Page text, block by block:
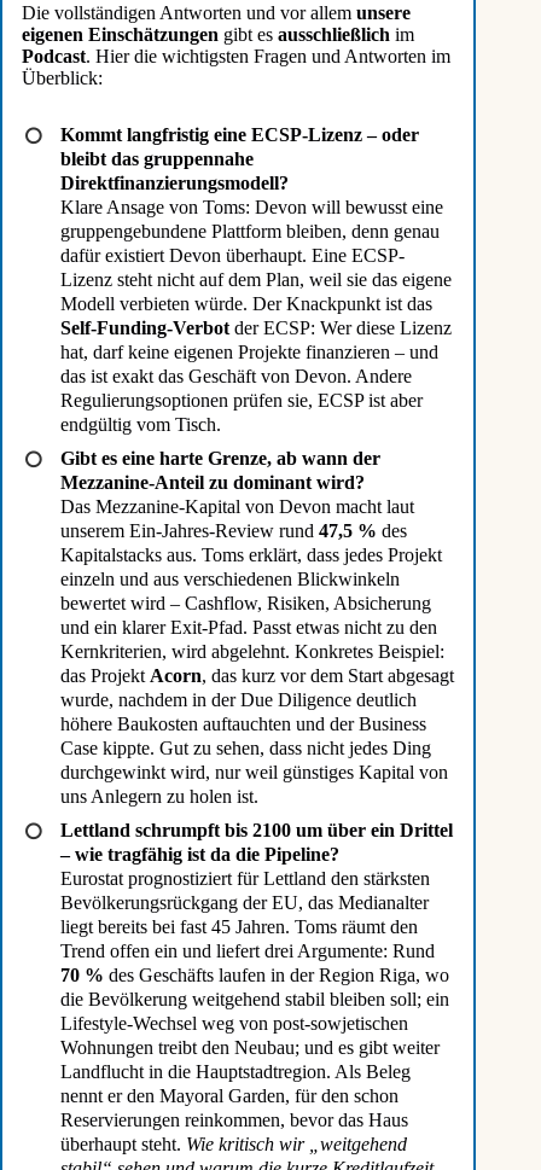
Die vollständigen Antworten und vor allem unsere
eigenen Einschätzungen gibt es ausschließlich im
Podcast. Hier die wichtigsten Fragen und Antworten im
Überblick:
Kommt langfristig eine ECSP-Lizenz – oder
bleibt das gruppennahe
Direktfinanzierungsmodell?
Klare Ansage von Toms: Devon will bewusst eine
gruppengebundene Plattform bleiben, denn genau
dafür existiert Devon überhaupt. Eine ECSP-
Lizenz steht nicht auf dem Plan, weil sie das eigene
Modell verbieten würde. Der Knackpunkt ist das
Self-Funding-Verbot der ECSP: Wer diese Lizenz
hat, darf keine eigenen Projekte finanzieren – und
das ist exakt das Geschäft von Devon. Andere
Regulierungsoptionen prüfen sie, ECSP ist aber
endgültig vom Tisch.
Gibt es eine harte Grenze, ab wann der
Mezzanine-Anteil zu dominant wird?
Das Mezzanine-Kapital von Devon macht laut
unserem Ein-Jahres-Review rund 47,5 % des
Kapitalstacks aus. Toms erklärt, dass jedes Projekt
einzeln und aus verschiedenen Blickwinkeln
bewertet wird – Cashflow, Risiken, Absicherung
und ein klarer Exit-Pfad. Passt etwas nicht zu den
Kernkriterien, wird abgelehnt. Konkretes Beispiel:
das Projekt Acorn, das kurz vor dem Start abgesagt
wurde, nachdem in der Due Diligence deutlich
höhere Baukosten auftauchten und der Business
Case kippte. Gut zu sehen, dass nicht jedes Ding
durchgewinkt wird, nur weil günstiges Kapital von
uns Anlegern zu holen ist.
Lettland schrumpft bis 2100 um über ein Drittel
– wie tragfähig ist da die Pipeline?
Eurostat prognostiziert für Lettland den stärksten
Bevölkerungsrückgang der EU, das Medianalter
liegt bereits bei fast 45 Jahren. Toms räumt den
Trend offen ein und liefert drei Argumente: Rund
70 % des Geschäfts laufen in der Region Riga, wo
die Bevölkerung weitgehend stabil bleiben soll; ein
Lifestyle-Wechsel weg von post-sowjetischen
Wohnungen treibt den Neubau; und es gibt weiter
Landflucht in die Hauptstadtregion. Als Beleg
nennt er den Mayoral Garden, für den schon
Reservierungen reinkommen, bevor das Haus
überhaupt steht. Wie kritisch wir „weitgehend